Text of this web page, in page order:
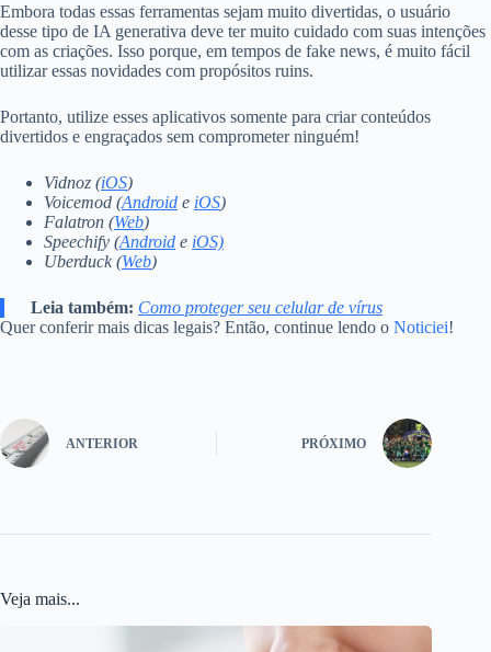
Embora todas essas ferramentas sejam muito divertidas, o usuário
desse tipo de IA generativa deve ter muito cuidado com suas intenções
com as criações. Isso porque, em tempos de fake news, é muito fácil
utilizar essas novidades com propósitos ruins.
Portanto, utilize esses aplicativos somente para criar conteúdos
divertidos e engraçados sem comprometer ninguém!
Vidnoz (iOS)
Voicemod (Android e iOS)
Falatron (Web)
Speechify (Android e iOS)
Uberduck (Web)
Leia também: Como proteger seu celular de vírus
Quer conferir mais dicas legais? Então, continue lendo o Noticiei!
ANTERIOR PRÓXIMO
Veja mais...